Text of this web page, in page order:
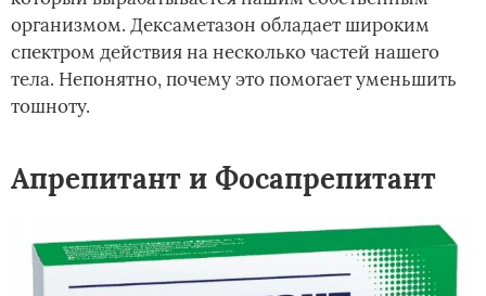
организмом. Дексаметазон обладает широким
спектром действия на несколько частей нашего
тела. Непонятно, почему это помогает уменьшить
тошноту.
Апрепитант и Фосапрепитант